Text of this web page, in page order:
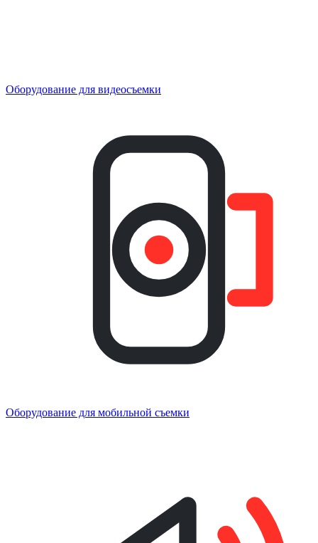
Оборудование для видеосъемки
Оборудование для мобильной съемки